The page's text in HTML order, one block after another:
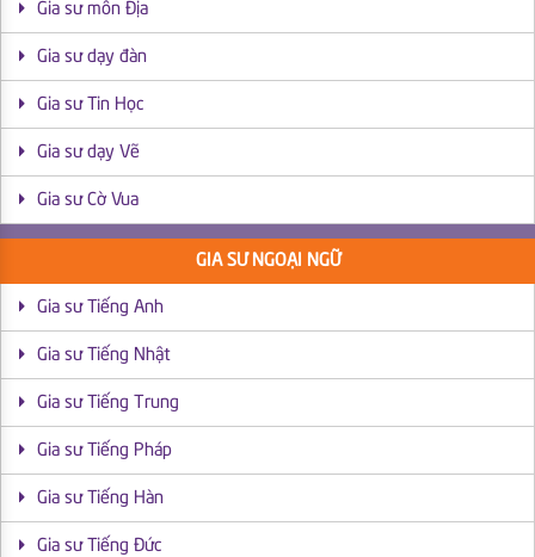
Gia sư môn Địa
Gia sư dạy đàn
Gia sư Tin Học
Gia sư dạy Vẽ
Gia sư Cờ Vua
GIA SƯ NGOẠI NGỮ
Gia sư Tiếng Anh
Gia sư Tiếng Nhật
Gia sư Tiếng Trung
Gia sư Tiếng Pháp
Gia sư Tiếng Hàn
Gia sư Tiếng Đức